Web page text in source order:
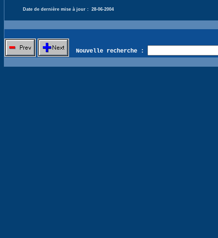
Date de dernière mise à jour : 28-06-2004
Nouvelle recherche :